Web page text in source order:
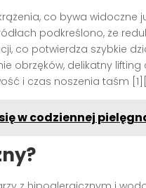
co bywa widoczne
podkreślono, że
co potwierdza szybkie
obrzęków, delikatny
i czas noszenia taśm
w codziennej